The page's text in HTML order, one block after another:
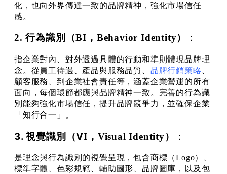
化，也向外界傳達一致的品牌精神，強化市場信任
感。
2. 行為識別（BI，Behavior Identity） ：
指企業對內、對外透過具體的行動和準則體現品牌理
念。從員工待遇、產品與服務品質、 品牌行銷策略
顧客服務、到企業社會責任等，涵蓋企業營運的所有
面向，每個環節都應與品牌精神一致。完善的行為識
別能夠強化市場信任，提升品牌競爭力，並確保企業
「知行合一」。
3. 視覺識別（VI，Visual Identity） ：
是理念與行為識別的視覺呈現，包含商標（Logo）、
標準字體、色彩規範、輔助圖形、品牌圖庫，以及包